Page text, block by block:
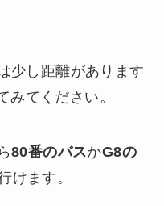
少し距離があります
みてください。
80番のバスかG8の
けます。